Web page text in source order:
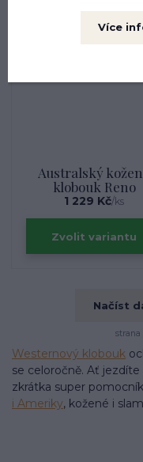
Australský
klobouk Reno
1 229 Kč/ks
Zvolit variantu
Načíst
strana
Westernový klobouk
se celoročně. Ať jezdíte
zkrátka super
i Ameriky, kožené i
Více